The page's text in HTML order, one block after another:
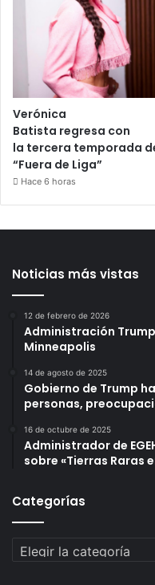
Verónica
Batista regresa con
la tercera temporada
“Fuera de Liga”
Hace 6 horas
Noticias más vistas
12 de febrero de 2026
Administración
Minneapolis
14 de agosto de 2025
Gobierno de Trump
personas,
16 de octubre de 2025
Administrador de
sobre «Tierras Raras
Categorías
Categorías